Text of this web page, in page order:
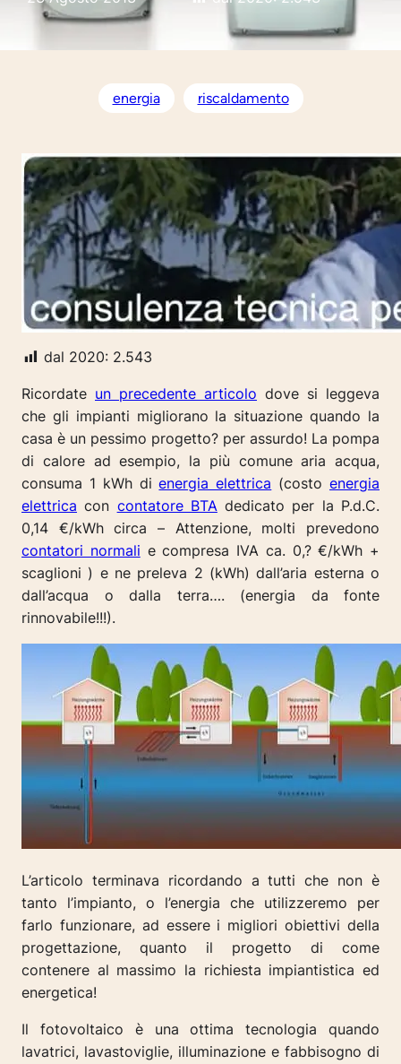
energia riscaldamento
dal 2020: 2.543
Ricordate un precedente articolo dove si leggeva
che gli impianti migliorano la situazione quando la
casa è un pessimo progetto? per assurdo! La pompa
di calore ad esempio, la più comune aria acqua,
consuma 1 kWh dienergia elettrica (costoenergia
elettrica con contatore BTAdedicato per la P.d.C.
0,14 €/kWh circa – Attenzione, molti prevedono
contatori normali e compresa IVA ca. 0,? €/kWh +
scaglioni ) e ne preleva 2 (kWh) dall’aria esterna o
dall’acqua o dalla terra…. (energia da fonte
rinnovabile!!!).
L’articolo terminava ricordando a tutti che non è
tanto l’impianto, o l’energia che utilizzeremo per
farlo funzionare, ad essere i migliori obiettivi della
progettazione, quanto il progetto di come
contenere al massimo la richiesta impiantistica ed
energetica!
Il fotovoltaico è una ottima tecnologia quando
lavatrici, lavastoviglie, illuminazione e fabbisogno di